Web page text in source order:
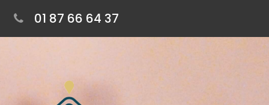
01 87 66 64 37